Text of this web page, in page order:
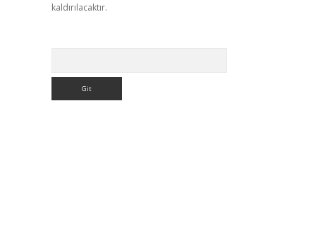
kaldırılacaktır.